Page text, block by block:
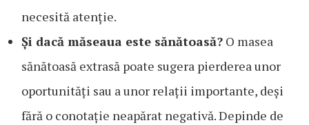
necesită atenție.
Și dacă măseaua este sănătoasă? O masea
sănătoasă extrasă poate sugera pierderea unor
oportunități sau a unor relații importante, deși
fără o conotație neapărat negativă. Depinde de